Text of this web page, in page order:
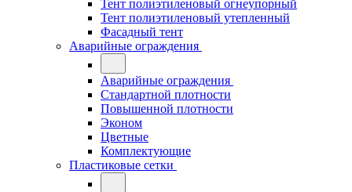
Тент полиэтиленовый огнеупорный
Тент полиэтиленовый утепленный
Фасадный тент
Аварийные ограждения
Аварийные ограждения
Стандартной плотности
Повышенной плотности
Эконом
Цветные
Комплектующие
Пластиковые сетки